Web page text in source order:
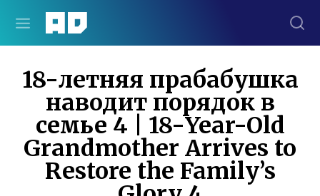
18-летняя прабабушка
наводит порядок в
семье 4 | 18-Year-Old
Grandmother Arrives to
Restore the Family’s